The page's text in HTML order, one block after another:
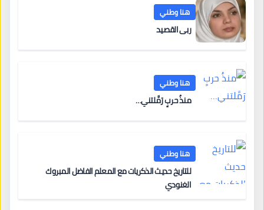
هنا وطني
ربى القصيد
هنا وطني
منذُ حربٍ رَمَّلتني…
هنا وطني
للتاريخ حديث الذكريات مع المعلم الفاضل المبروك
الغنودي